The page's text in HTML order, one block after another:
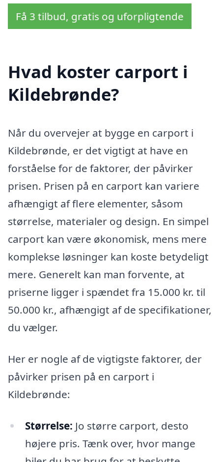
Få 3 tilbud, gratis og uforpligtende
Hvad koster carport i
Kildebrønde?
Når du overvejer at bygge en carport i
Kildebrønde, er det vigtigt at have en
forståelse for de faktorer, der påvirker
prisen. Prisen på en carport kan variere
afhængigt af flere elementer, såsom
størrelse, materialer og design. En simpel
carport kan være økonomisk, mens mere
komplekse løsninger kan koste betydeligt
mere. Generelt kan man forvente, at
priserne ligger i spændet fra 15.000 kr. til
50.000 kr., afhængigt af de specifikationer,
du vælger.
Her er nogle af de vigtigste faktorer, der
påvirker prisen på en carport i
Kildebrønde:
Størrelse: Jo større carport, desto
højere pris. Tænk over, hvor mange